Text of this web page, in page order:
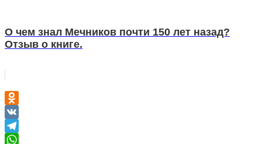
О чем знал Мечников почти 150 лет назад?
Отзыв о книге.
Odnoklassniki
VK
Telegram